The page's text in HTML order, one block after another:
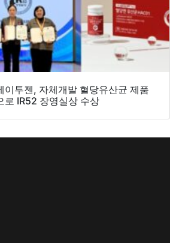
이투젠, 자체개발 혈당유산균 제품
로 IR52 장영실상 수상